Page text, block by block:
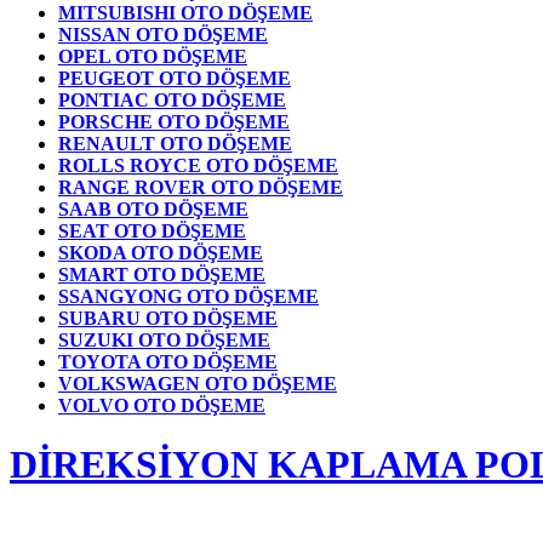
MITSUBISHI OTO DÖŞEME
NISSAN OTO DÖŞEME
OPEL OTO DÖŞEME
PEUGEOT OTO DÖŞEME
PONTIAC OTO DÖŞEME
PORSCHE OTO DÖŞEME
RENAULT OTO DÖŞEME
ROLLS ROYCE OTO DÖŞEME
RANGE ROVER OTO DÖŞEME
SAAB OTO DÖŞEME
SEAT OTO DÖŞEME
SKODA OTO DÖŞEME
SMART OTO DÖŞEME
SSANGYONG OTO DÖŞEME
SUBARU OTO DÖŞEME
SUZUKI OTO DÖŞEME
TOYOTA OTO DÖŞEME
VOLKSWAGEN OTO DÖŞEME
VOLVO OTO DÖŞEME
DİREKSİYON KAPLAMA